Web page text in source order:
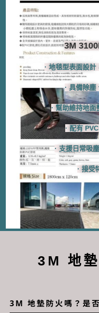
3M
· 地毯型表面設
· 具備除塵
· 幫助維持地
· 配有
· 支援日常吸
​​· 接受
3M 地
3M 地墊防火嗎？是